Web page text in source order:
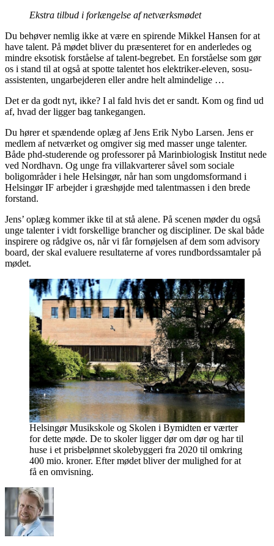
Ekstra tilbud i forlængelse af netværksmødet
Du behøver nemlig ikke at være en spirende Mikkel Hansen for at
have talent. På mødet bliver du præsenteret for en anderledes og
mindre eksotisk forståelse af talent-begrebet. En forståelse som gør
os i stand til at også at spotte talentet hos elektriker-eleven, sosu-
assistenten, ungarbejderen eller andre helt almindelige …
Det er da godt nyt, ikke? I al fald hvis det er sandt. Kom og find ud
af, hvad der ligger bag tankegangen.
Du hører et spændende oplæg af Jens Erik Nybo Larsen. Jens er
medlem af netværket og omgiver sig med masser unge talenter.
Både phd-studerende og professorer på Marinbiologisk Institut nede
ved Nordhavn. Og unge fra villakvarterer såvel som sociale
boligområder i hele Helsingør, når han som ungdomsformand i
Helsingør IF arbejder i græshøjde med talentmassen i den brede
forstand.
Jens’ oplæg kommer ikke til at stå alene. På scenen møder du også
unge talenter i vidt forskellige brancher og discipliner. De skal både
inspirere og rådgive os, når vi får fornøjelsen af dem som advisory
board, der skal evaluere resultaterne af vores rundbordssamtaler på
mødet.
Helsingør Musikskole og Skolen i Bymidten er værter
for dette møde. De to skoler ligger dør om dør og har til
huse i et prisbelønnet skolebyggeri fra 2020 til omkring
400 mio. kroner. Efter mødet bliver der mulighed for at
få en omvisning.